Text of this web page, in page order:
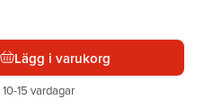
Lägg i varukorg
15 vardagar